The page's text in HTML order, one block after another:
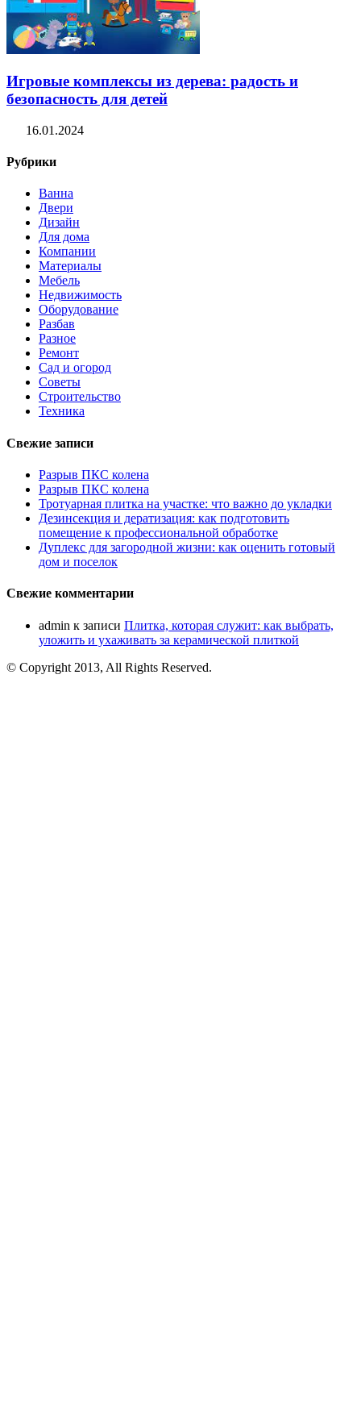
Игровые комплексы из дерева: радость и
безопасность для детей
16.01.2024
Рубрики
Ванна
Двери
Дизайн
Для дома
Компании
Материалы
Мебель
Недвижимость
Оборудование
Разбав
Разное
Ремонт
Сад и огород
Советы
Строительство
Техника
Свежие записи
Разрыв ПКС колена
Разрыв ПКС колена
Тротуарная плитка на участке: что важно до укладки
Дезинсекция и дератизация: как подготовить
помещение к профессиональной обработке
Дуплекс для загородной жизни: как оценить готовый
дом и поселок
Свежие комментарии
admin к записи Плитка, которая служит: как выбрать,
уложить и ухаживать за керамической плиткой
© Copyright 2013, All Rights Reserved.